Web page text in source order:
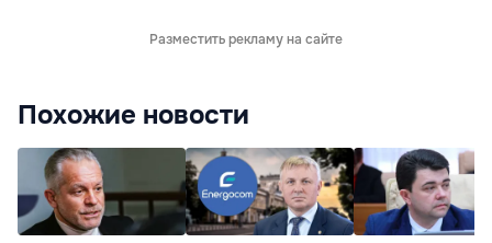
Разместить рекламу на сайте
Похожие новости